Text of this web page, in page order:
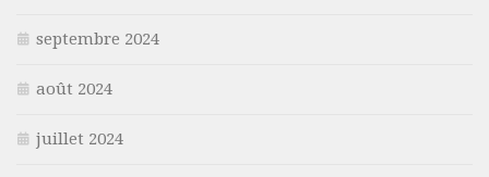
septembre 2024
août 2024
juillet 2024